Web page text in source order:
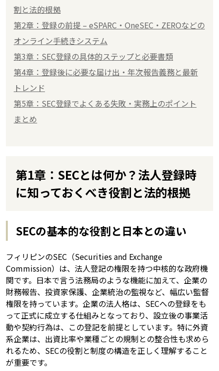
割と法的根拠
第2章：登録の前提 – eSPARC・OneSEC・ZEROなどの
オンライン手続きシステム
第3章：SEC登録の具体的ステップと必要書類
第4章：登録後に必要な届け出・年次報告義務と最新
トレンド
第5章：SEC登録でよくある失敗・実務上のポイント
まとめ
第1章：SECとは何か？法人登録時
に知っておくべき役割と法的根拠
SECの基本的な役割と日本との違い
フィリピンのSEC（Securities and Exchange
Commission）は、法人登記の権限を持つ中核的な政府機
関です。日本で言う法務局のような機能に加えて、企業の
財務報告、投資家保護、企業統治の監視など、幅広い監督
権限を持っています。企業の法人格は、SECへの登録をも
って正式に成立する仕組みとなっており、設立後の事業活
動や契約行為は、この登記を前提としています。特に外資
系企業は、出資比率や業種ごとの規制との整合性も求めら
れるため、SECの役割と制度の構造を正しく理解すること
が重要です。